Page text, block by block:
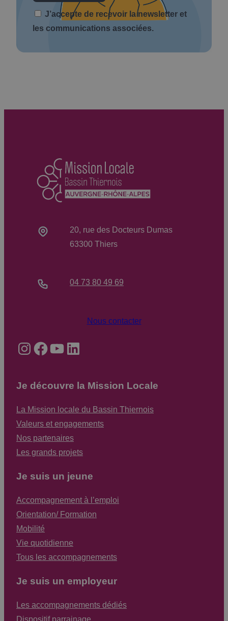
J’accepte de recevoir la newsletter et
les communications associées.
20, rue des Docteurs Dumas
63300 Thiers
04 73 80 49 69
Nous contacter
Instagram Facebook YouTube LinkedIn
Je découvre la Mission Locale
La Mission locale du Bassin Thiernois
Valeurs et engagements
Nos partenaires
Les grands projets
Je suis un jeune
Accompagnement à l’emploi
Orientation/ Formation
Mobilité
Vie quotidienne
Tous les accompagnements
Je suis un employeur
Les accompagnements dédiés
Dispositif parrainage